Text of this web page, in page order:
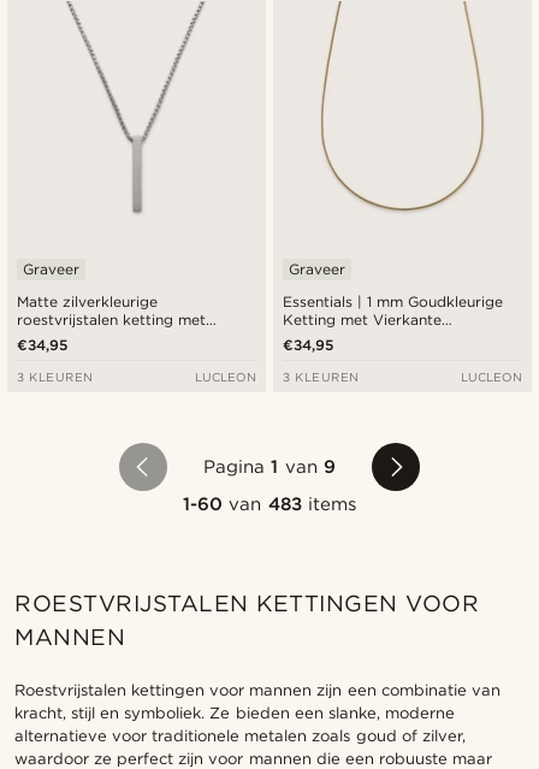
Matte zilverkleurige
roestvrijstalen ketting met
staafvormige hanger
Graveer
€34,95
3 KLEUREN LUCLEON
Essentials | 1 mm Goudkleurige
Ketting met Vierkante
Venetiaanse Schakels
Graveer
€34,95
3 KLEUREN LUCLEON
Pagina1 van 9
1-60 van 483items
ROESTVRIJSTALEN KETTINGEN VOOR
MANNEN
Roestvrijstalen kettingen voor mannen zijn een combinatie van
kracht, stijl en symboliek. Ze bieden een slanke, moderne
alternatieve voor traditionele metalen zoals goud of zilver,
waardoor ze perfect zijn voor mannen die een robuuste maar